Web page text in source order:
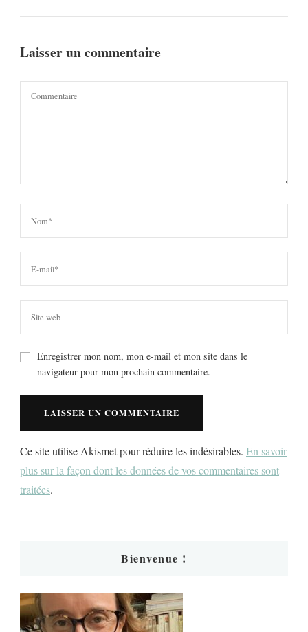
Laisser un commentaire
Enregistrer mon nom, mon e-mail et mon site dans le
navigateur pour mon prochain commentaire.
Ce site utilise Akismet pour réduire les indésirables. En savoir
plus sur la façon dont les données de vos commentaires sont
traitées.
Bienvenue !